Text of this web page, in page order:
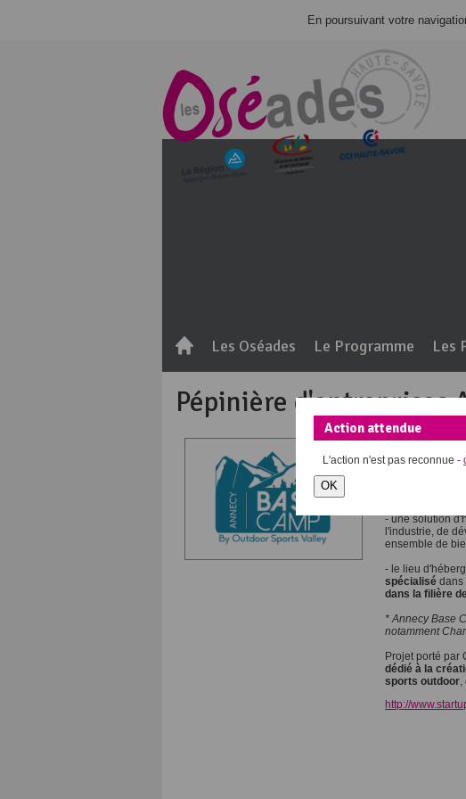
En poursuivant votre
Les Oséades Le Programme Les
Pépinière d'entreprises
Annecy Base
sport et de
Glaisins à
- une solution
l'industrie, de
ensemble de
- le lieu
spécialisé dans
dans la filière
* Annecy Base
notamment
Projet porté par
dédié à la
sports outdoor
http://
Action attendue
L'action n'est pas reconnue -
OK